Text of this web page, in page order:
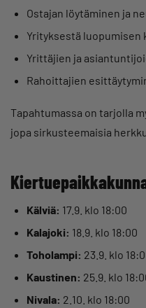
Ostajan löytäminen ja
Yrityksestä luopumisen
Yrittäjien ja
Rahoittajien
Tapahtumassa on tarjolla
jopa sirkusteemaisia
Kälviä: 17.9. klo 18:00
Kalajoki: 18.9. klo 18:00
Toholampi: 23.9. klo
Kaustinen: 25.9. klo
Nivala: 2.10. klo 18:00